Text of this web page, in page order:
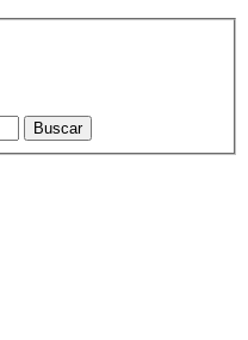
Buscar